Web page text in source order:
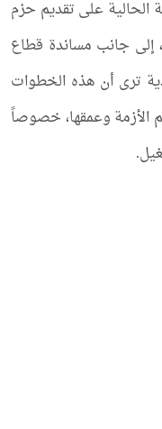
الحالية على تقديم حزم
إلى جانب مساندة قطاع
ترى أن هذه الخطوات
الأزمة وعمقها، خصوصاً